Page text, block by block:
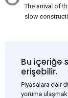
The arrival of
slow
and rural
to the market
rainfall.
Bu içeriğe
erişebilir.
Piyasalara dair
yoruma ulaşmak